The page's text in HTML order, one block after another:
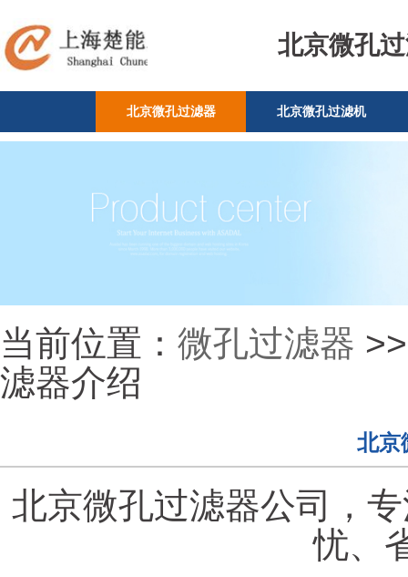
北京微孔
北京微孔过滤器 北京微孔过滤机
当前位置： 微孔过滤器
滤器介绍
北京
北京微孔过滤器公司，
忧、